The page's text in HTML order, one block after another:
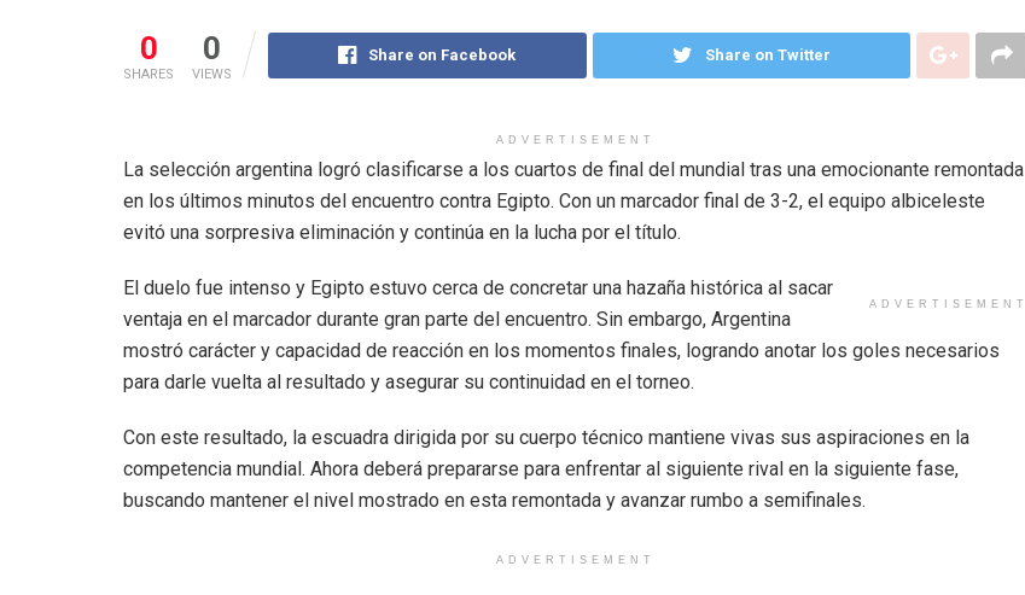
0
SHARES
0
VIEWS
Share on Facebook Share on Twitter
ADVERTISEMENT
La selección argentina logró clasificarse a los cuartos de final del mundial tras una emocionante remontada
en los últimos minutos del encuentro contra Egipto. Con un marcador final de 3-2, el equipo albiceleste
evitó una sorpresiva eliminación y continúa en la lucha por el título.
ADVERTISEMENT
El duelo fue intenso y Egipto estuvo cerca de concretar una hazaña histórica al sacar
ventaja en el marcador durante gran parte del encuentro. Sin embargo, Argentina
mostró carácter y capacidad de reacción en los momentos finales, logrando anotar los goles necesarios
para darle vuelta al resultado y asegurar su continuidad en el torneo.
Con este resultado, la escuadra dirigida por su cuerpo técnico mantiene vivas sus aspiraciones en la
competencia mundial. Ahora deberá prepararse para enfrentar al siguiente rival en la siguiente fase,
buscando mantener el nivel mostrado en esta remontada y avanzar rumbo a semifinales.
ADVERTISEMENT